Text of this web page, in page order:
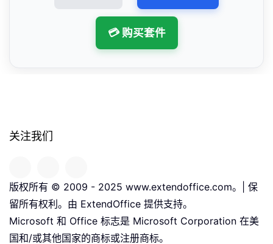
💳 购买套件
关注我们
版权所有 © 2009 - 2025 www.extendoffice.com。| 保
留所有权利。由 ExtendOffice 提供支持。
Microsoft 和 Office 标志是 Microsoft Corporation 在美
国和/或其他国家的商标或注册商标。